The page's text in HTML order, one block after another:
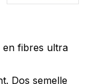
en fibres ultra
Dos semelle